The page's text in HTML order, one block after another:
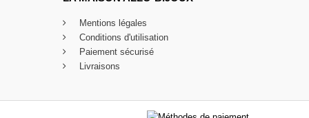
Mentions légales
Conditions d'utilisation
Paiement sécurisé
Livraisons